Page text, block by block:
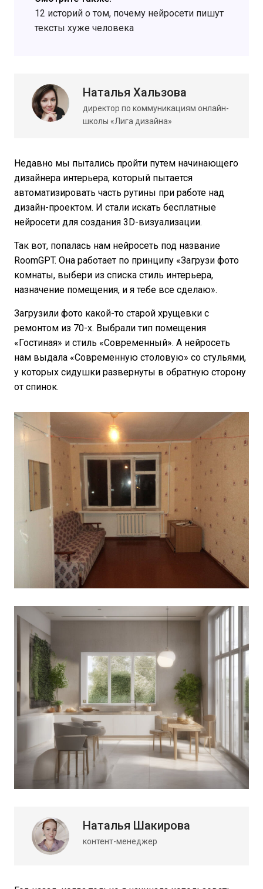
12 историй о том, почему нейросети пишут
тексты хуже человека
Наталья Хальзова
директор по коммуникациям онлайн-
школы «Лига дизайна»
Недавно мы пытались пройти путем начинающего
дизайнера интерьера, который пытается
автоматизировать часть рутины при работе над
дизайн-проектом. И стали искать бесплатные
нейросети для создания 3D-визуализации.
Так вот, попалась нам нейросеть под название
RoomGPT. Она работает по принципу «Загрузи фото
комнаты, выбери из списка стиль интерьера,
назначение помещения, и я тебе все сделаю».
Загрузили фото какой-то старой хрущевки с
ремонтом из 70-х. Выбрали тип помещения
«Гостиная» и стиль «Современный». А нейросеть
нам выдала «Современную столовую» со стульями,
у которых сидушки развернуты в обратную сторону
от спинок.
Наталья Шакирова
контент-менеджер